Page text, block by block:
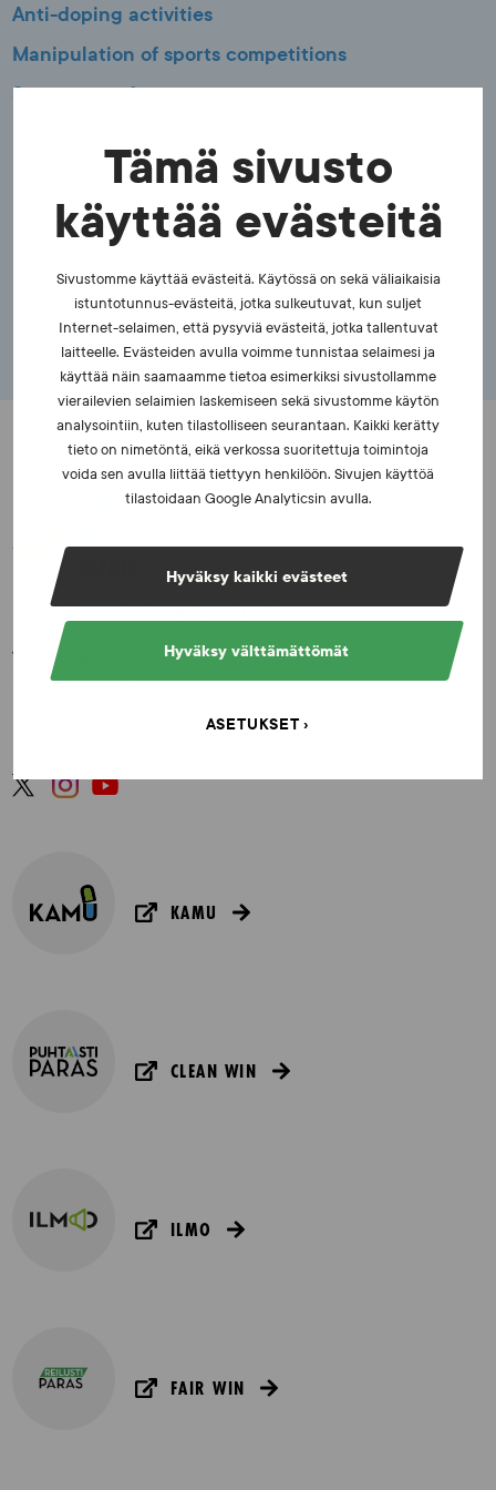
Tämä sivusto
käyttää evästeitä
Sivustomme käyttää evästeitä. Käytössä on sekä väliaikaisia
istuntotunnus-evästeitä, jotka sulkeutuvat, kun suljet
Internet-selaimen, että pysyviä evästeitä, jotka tallentuvat
laitteelle. Evästeiden avulla voimme tunnistaa selaimesi ja
käyttää näin saamaamme tietoa esimerkiksi sivustollamme
vierailevien selaimien laskemiseen sekä sivustomme käytön
analysointiin, kuten tilastolliseen seurantaan. Kaikki kerätty
tieto on nimetöntä, eikä verkossa suoritettuja toimintoja
voida sen avulla liittää tiettyyn henkilöön. Sivujen käyttöä
tilastoidaan Google Analyticsin avulla.
Hyväksy kaikki evästeet
Hyväksy välttämättömät
ASETUKSET
Anti-doping activities
Manipulation of sports competitions
Spectator safety
Research
Investigation
Finnish Center for Integrity in Sports FINCIS
Valimotie 10
FI-00380 Helsinki
KAMU
CLEAN WIN
ILMO
FAIR WIN